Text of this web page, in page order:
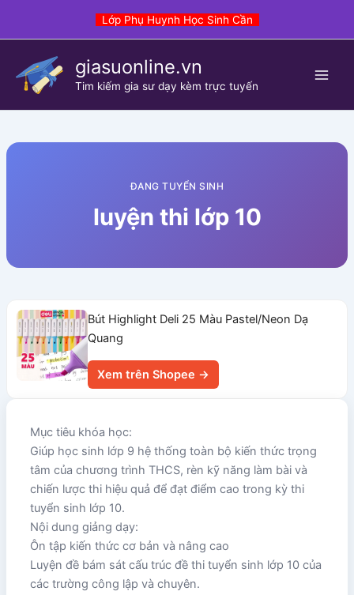
Lớp Phụ Huynh Học Sinh Cần
giasuonline.vn
Tim kiếm gia sư dạy kèm trực tuyến
ĐANG TUYỂN SINH
luyện thi lớp 10
Bút Highlight Deli 25 Màu Pastel/Neon Dạ
Quang
Xem trên Shopee →
Mục tiêu khóa học:
Giúp học sinh lớp 9 hệ thống toàn bộ kiến thức trọng
tâm của chương trình THCS, rèn kỹ năng làm bài và
chiến lược thi hiệu quả để đạt điểm cao trong kỳ thi
tuyển sinh lớp 10.
Nội dung giảng dạy:
Ôn tập kiến thức cơ bản và nâng cao
Luyện đề bám sát cấu trúc đề thi tuyển sinh lớp 10 của
các trường công lập và chuyên.